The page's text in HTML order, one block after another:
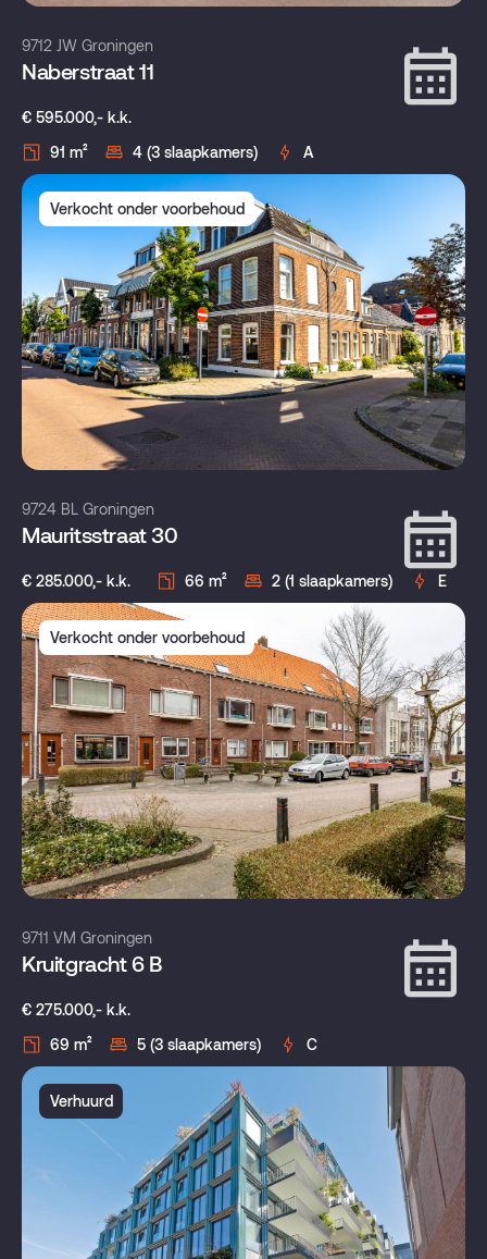
9712 JW Groningen
Naberstraat 11
€ 595.000,- k.k.
91 m²
4 (3 slaapkamers) A
Verkocht onder voorbehoud
9724 BL Groningen
Mauritsstraat 30
€ 285.000,- k.k. 66 m² 2 (1 slaapkamers) E
Verkocht onder voorbehoud
9711 VM Groningen
Kruitgracht 6 B
€ 275.000,- k.k.
69 m²
5 (3 slaapkamers) C
Verhuurd